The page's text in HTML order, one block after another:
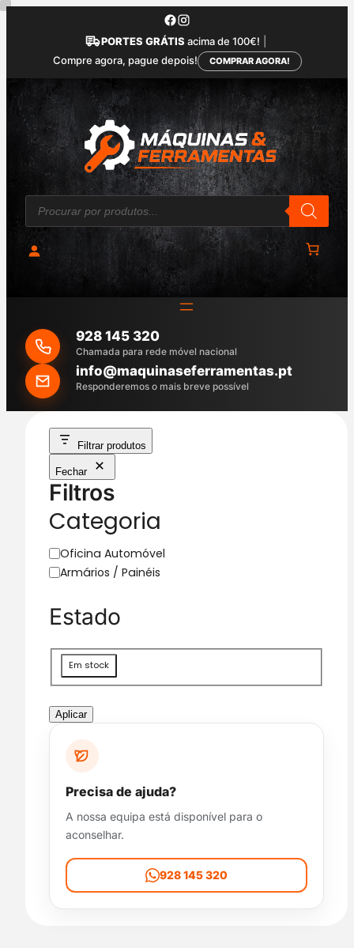
Saltar
conteúdo
PORTES GRÁTIS acima de 100€!
Compre agora, pague depois!
COMPRAR AGORA!
P
o
u
r
c
h
928 145 320
Chamada para rede móvel nacional
info@maquinaseferramentas.pt
Responderemos o mais breve possível
Filtrar produtos
Fechar
Filtros
Categoria
C
a
e
g
a
Oficina Automóvel
Armários / Painéis
Estado
i
p
b
a
d
e
Em stock
Aplicar
Precisa de ajuda?
A nossa equipa está disponível para o
aconselhar.
928 145 320